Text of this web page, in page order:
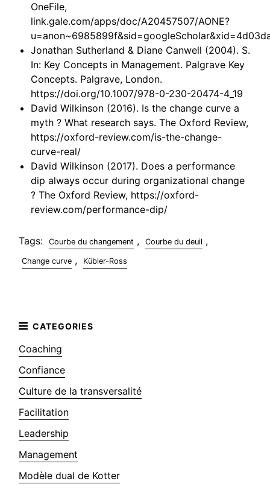
OneFile,
link.gale.com/apps/doc/A20457507/AONE?
Jonathan Sutherland & Diane Canwell (2004). S.
In: Key Concepts in Management. Palgrave Key
Concepts. Palgrave, London.
https://doi.org/10.1007/978-0-230-20474-4_19
David Wilkinson (2016). Is the change curve a
myth ? What research says. The Oxford Review,
https://oxford-review.com/is-the-change-
curve-real/
David Wilkinson (2017). Does a performance
dip always occur during organizational change
? The Oxford Review, https://oxford-
review.com/performance-dip/
Tags: Courbe du changement , Courbe du deuil ,
Change curve , Kübler-Ross
Coaching
Confiance
Culture de la transversalité
Facilitation
Leadership
Management
Modèle dual de Kotter